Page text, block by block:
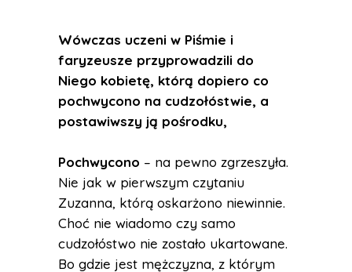
Wówczas uczeni w Piśmie i
faryzeusze przyprowadzili do
Niego kobietę, którą dopiero co
pochwycono na cudzołóstwie, a
postawiwszy ją pośrodku,
Pochwycono – na pewno zgrzeszyła.
Nie jak w pierwszym czytaniu
Zuzanna, którą oskarżono niewinnie.
Choć nie wiadomo czy samo
cudzołóstwo nie zostało ukartowane.
Bo gdzie jest mężczyzna, z którym